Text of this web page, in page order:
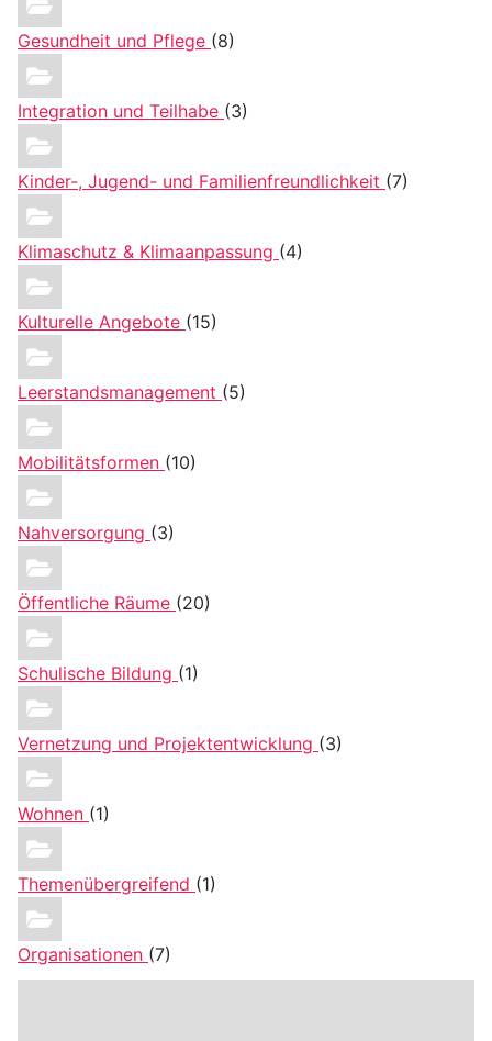
Gesundheit und Pflege (8)
Integration und Teilhabe (3)
Kinder-, Jugend- und Familienfreundlichkeit (7)
Klimaschutz & Klimaanpassung (4)
Kulturelle Angebote (15)
Leerstandsmanagement (5)
Mobilitätsformen (10)
Nahversorgung (3)
Öffentliche Räume (20)
Schulische Bildung (1)
Vernetzung und Projektentwicklung (3)
Wohnen (1)
Themenübergreifend (1)
Organisationen (7)